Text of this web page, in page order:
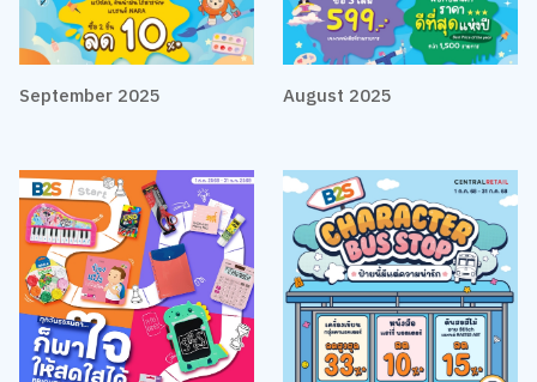
September 2025 August 2025